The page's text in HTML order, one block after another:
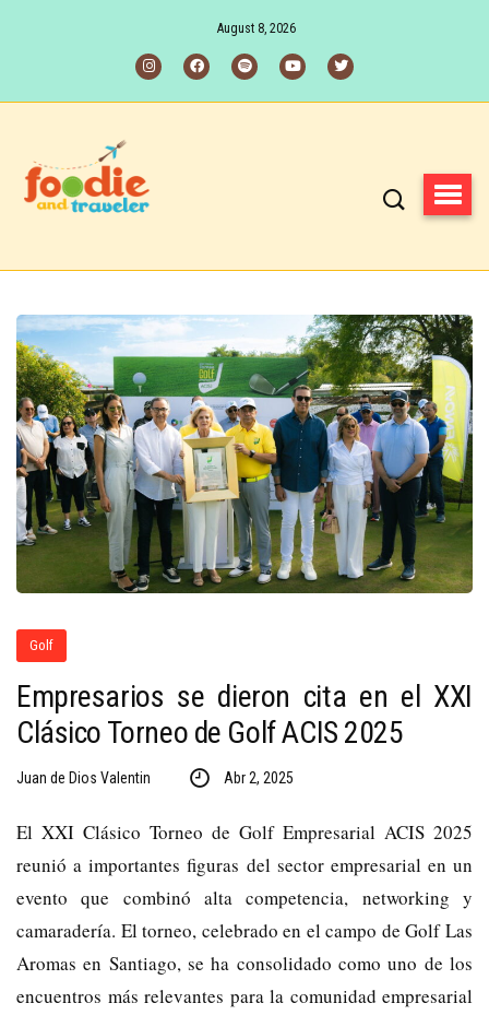
August 8, 2026
Golf
Empresarios se dieron cita en el XXI
Clásico Torneo de Golf ACIS 2025
Juan de Dios Valentin Abr 2, 2025
El XXI Clásico Torneo de Golf Empresarial ACIS 2025
reunió a importantes figuras del sector empresarial en un
evento que combinó alta competencia, networking y
camaradería. El torneo, celebrado en el campo de Golf Las
Aromas en Santiago, se ha consolidado como uno de los
encuentros más relevantes para la comunidad empresarial